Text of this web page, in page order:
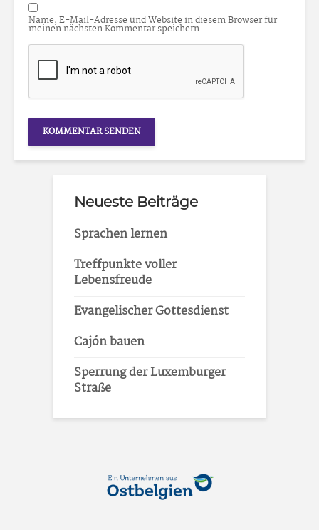
Name, E-Mail-Adresse und Website in diesem Browser für
meinen nächsten Kommentar speichern.
Neueste Beiträge
Sprachen lernen
Treffpunkte voller
Lebensfreude
Evangelischer Gottesdienst
Cajón bauen
Sperrung der Luxemburger
Straße